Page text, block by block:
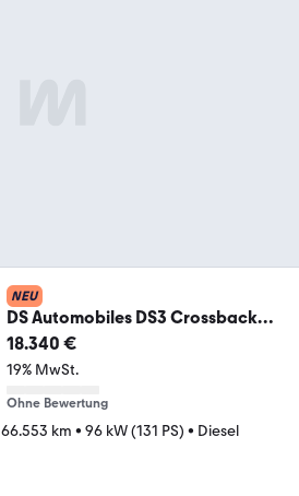
NEU
DS Automobiles DS3 Crossback
Blue HDI 130 Rivoli EAT8
18.340 €
19% MwSt.
Ohne Bewertung
66.553 km • 96 kW (131 PS) • Diesel